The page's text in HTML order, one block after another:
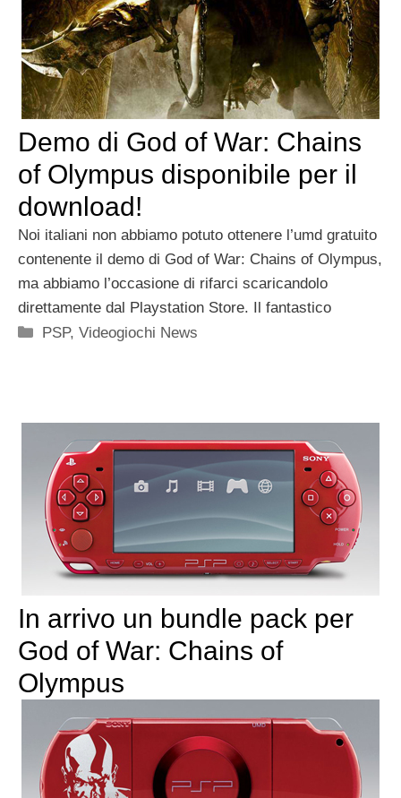
Demo di God of War: Chains
of Olympus disponibile per il
download!
Noi italiani non abbiamo potuto ottenere l’umd gratuito
contenente il demo di God of War: Chains of Olympus,
ma abbiamo l’occasione di rifarci scaricandolo
direttamente dal Playstation Store. Il fantastico
Categorie
PSP,Videogiochi News
In arrivo un bundle pack per
God of War: Chains of
Olympus